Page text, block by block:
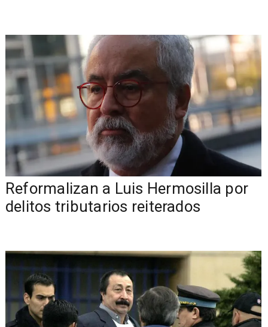
Reformalizan a Luis Hermosilla por
delitos tributarios reiterados